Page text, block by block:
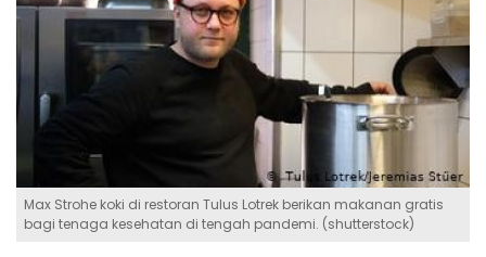
Max Strohe koki di restoran Tulus Lotrek berikan makanan gratis
bagi tenaga kesehatan di tengah pandemi. (shutterstock)